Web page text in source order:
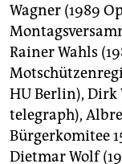
Wagner (1989
Rainer Wahls
HU Berlin), Dirk
telegraph),
Bürgerkomitee
Dietmar Wolf